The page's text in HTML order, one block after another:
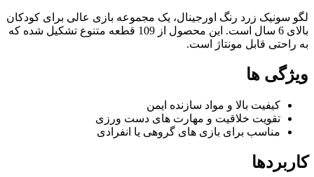
لگو سونیک زرد رنگ اورجینال، یک مجموعه بازی عالی برای کودکان
بالای 6 سال است. این محصول از 109 قطعه متنوع تشکیل شده که
به راحتی قابل مونتاژ است.
ویژگی ها
کیفیت بالا و مواد سازنده ایمن
تقویت خلاقیت و مهارت های دست ورزی
مناسب برای بازی های گروهی یا انفرادی
کاربردها